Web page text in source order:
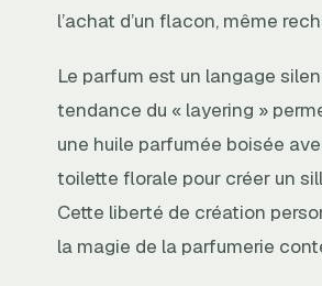
l’achat d’un flacon, même
Le parfum est un langage
tendance du « layering »
une huile parfumée boisée
toilette florale pour créer un
Cette liberté de création
la magie de la parfumerie